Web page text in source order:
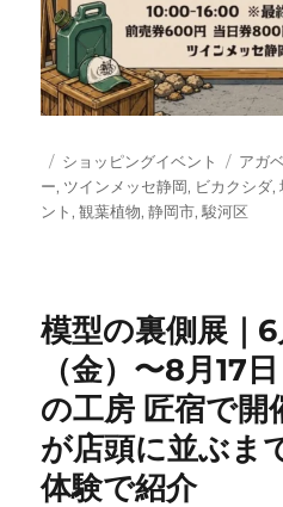
投
稿
日:
カ
テ
ゴ
ショッピングイベント
タ
グ
アガ
ー, ツインメッセ静岡, ビカクシダ,
ント,観葉植物,静岡市,駿河区
模型の裏側展｜6
（金）〜8月17
の工房 匠宿で開
が店頭に並ぶま
体験で紹介